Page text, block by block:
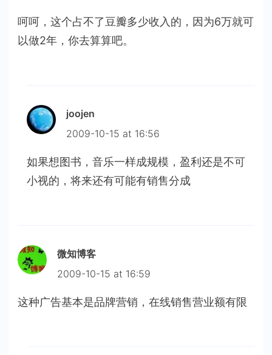
呵呵，这个占不了豆瓣多少收入的，因为6万就可
以做2年，你去算算吧。
joojen
2009-10-15 at 16:56
如果想图书，音乐一样成规模，盈利还是不可
小视的，将来还有可能有销售分成
微知博客
2009-10-15 at 16:59
这种广告基本是品牌营销，在线销售营业额有限